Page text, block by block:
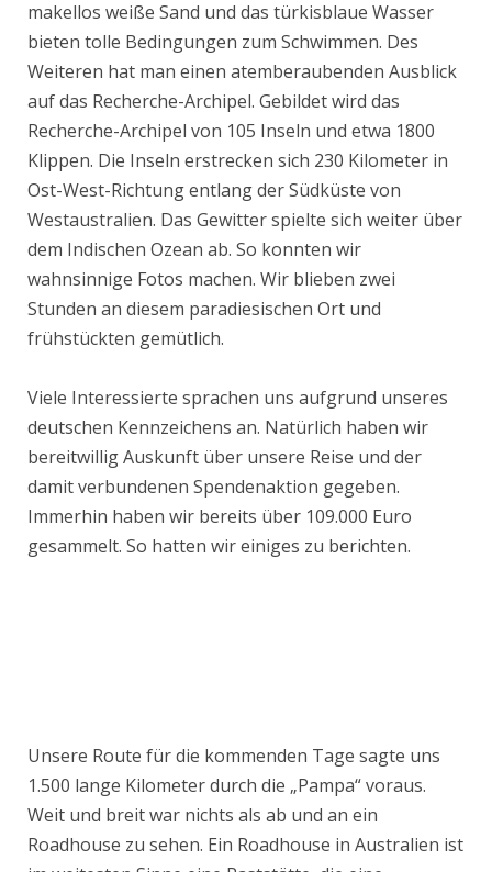
makellos weiße Sand und das türkisblaue Wasser
bieten tolle Bedingungen zum Schwimmen. Des
Weiteren hat man einen atemberaubenden Ausblick
auf das Recherche-Archipel. Gebildet wird das
Recherche-Archipel von 105 Inseln und etwa 1800
Klippen. Die Inseln erstrecken sich 230 Kilometer in
Ost-West-Richtung entlang der Südküste von
Westaustralien. Das Gewitter spielte sich weiter über
dem Indischen Ozean ab. So konnten wir
wahnsinnige Fotos machen. Wir blieben zwei
Stunden an diesem paradiesischen Ort und
frühstückten gemütlich.
Viele Interessierte sprachen uns aufgrund unseres
deutschen Kennzeichens an. Natürlich haben wir
bereitwillig Auskunft über unsere Reise und der
damit verbundenen Spendenaktion gegeben.
Immerhin haben wir bereits über 109.000 Euro
gesammelt. So hatten wir einiges zu berichten.
Unsere Route für die kommenden Tage sagte uns
1.500 lange Kilometer durch die „Pampa“ voraus.
Weit und breit war nichts als ab und an ein
Roadhouse zu sehen. Ein Roadhouse in Australien ist